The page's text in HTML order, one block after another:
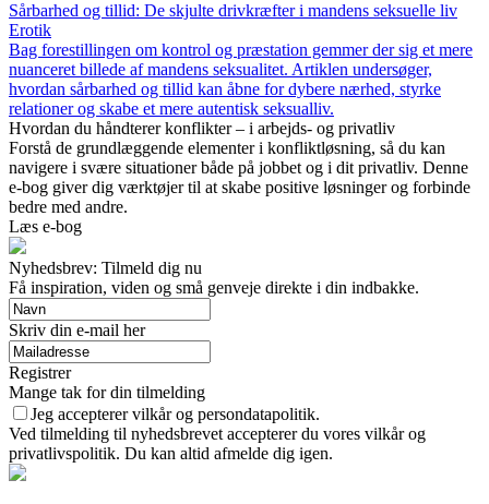
Sårbarhed og tillid: De skjulte drivkræfter i mandens seksuelle liv
Erotik
Bag forestillingen om kontrol og præstation gemmer der sig et mere
nuanceret billede af mandens seksualitet. Artiklen undersøger,
hvordan sårbarhed og tillid kan åbne for dybere nærhed, styrke
relationer og skabe et mere autentisk seksualliv.
Hvordan du håndterer konflikter – i arbejds- og privatliv
Forstå de grundlæggende elementer i konfliktløsning, så du kan
navigere i svære situationer både på jobbet og i dit privatliv. Denne
e-bog giver dig værktøjer til at skabe positive løsninger og forbinde
bedre med andre.
Læs e-bog
Nyhedsbrev: Tilmeld dig nu
Få inspiration, viden og små genveje direkte i din indbakke.
Skriv din e-mail her
Registrer
Mange tak for din tilmelding
Jeg accepterer vilkår og persondatapolitik.
Ved tilmelding til nyhedsbrevet accepterer du vores vilkår og
privatlivspolitik. Du kan altid afmelde dig igen.